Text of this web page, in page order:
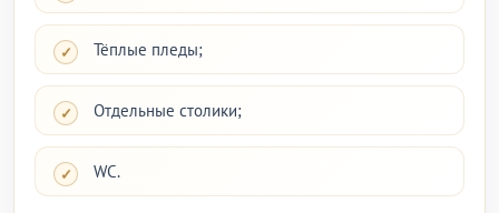
Тёплые пледы;
Отдельные столики;
WC.